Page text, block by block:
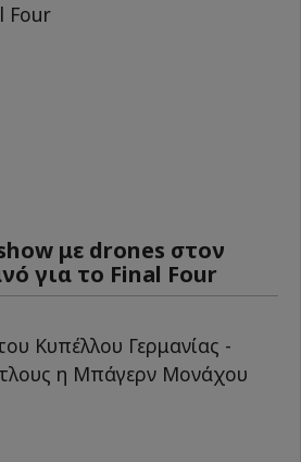
με drones στον
για το Final Four